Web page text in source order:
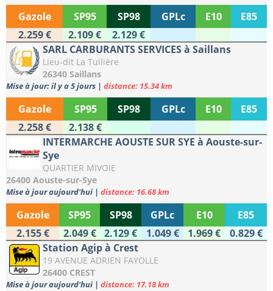
Gazole SP95 SP98 GPLc E10
E85
2.259 €
2.109 €
2.129 €
SARL CARBURANTS SERVICES à Saillans
Lieu-dit La Tuilière
26340 Saillans
Mise à jour: il y a 5 jours | distance: 15.34 km
Gazole SP95 SP98 GPLc E10
E85
2.258 €
2.138 €
INTERMARCHE AOUSTE SUR SYE à Aouste-sur-
Sye
QUARTIER MIVOIE
26400 Aouste-sur-Sye
Mise à jour aujourd'hui | distance: 16.68 km
Gazole SP95 SP98 GPLc E10
E85
2.155 €
2.049 € 2.129 € 1.049 € 1.969 €
0.829 €
Station Agip à Crest
19 AVENUE ADRIEN FAYOLLE
26400 CREST
Mise à jour aujourd'hui | distance: 17.18 km